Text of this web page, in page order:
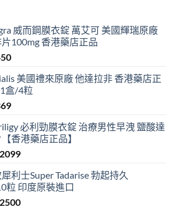
威而鋼膜衣錠 萬艾可 美國輝瑞原廠
100mg 香港藥店正品
Current
is:
$450.
美國禮來原廠 他達拉非 香港藥店正
盒/4粒
Current
is:
$369.
必利勁膜衣錠 治療男性早洩 鹽酸達
香港藥店正品】
2099Price
$799
through
$2099
利士Super Tadarise 勃起持久
粒 印度原裝進口
2500Price